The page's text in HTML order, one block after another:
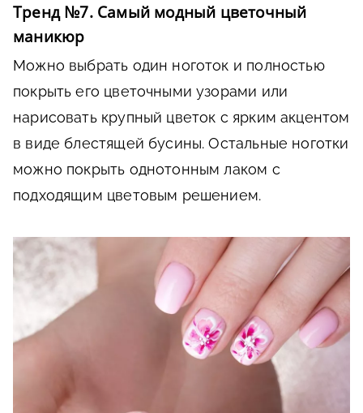
Тренд №7. Самый модный цветочный
маникюр
Можно выбрать один ноготок и полностью
покрыть его цветочными узорами или
нарисовать крупный цветок с ярким акцентом
в виде блестящей бусины. Остальные ноготки
можно покрыть однотонным лаком с
подходящим цветовым решением.